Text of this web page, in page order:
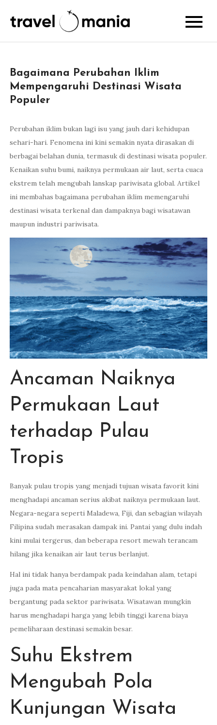
Bagaimana Perubahan Iklim
Mempengaruhi Destinasi Wisata
Populer
Perubahan iklim bukan lagi isu yang jauh dari kehidupan
sehari-hari. Fenomena ini kini semakin nyata dirasakan di
berbagai belahan dunia, termasuk di destinasi wisata populer.
Kenaikan suhu bumi, naiknya permukaan air laut, serta cuaca
ekstrem telah mengubah lanskap pariwisata global. Artikel
ini membahas bagaimana perubahan iklim memengaruhi
destinasi wisata terkenal dan dampaknya bagi wisatawan
maupun industri pariwisata.
Ancaman Naiknya
Permukaan Laut
terhadap Pulau
Tropis
Banyak pulau tropis yang menjadi tujuan wisata favorit kini
menghadapi ancaman serius akibat naiknya permukaan laut.
Negara-negara seperti Maladewa, Fiji, dan sebagian wilayah
Filipina sudah merasakan dampak ini. Pantai yang dulu indah
kini mulai tergerus, dan beberapa resort mewah terancam
hilang jika kenaikan air laut terus berlanjut.
Hal ini tidak hanya berdampak pada keindahan alam, tetapi
juga pada mata pencaharian masyarakat lokal yang
bergantung pada sektor pariwisata. Wisatawan mungkin
harus menghadapi harga yang lebih tinggi karena biaya
pemeliharaan destinasi semakin besar.
Suhu Ekstrem
Mengubah Pola
Kunjungan Wisata